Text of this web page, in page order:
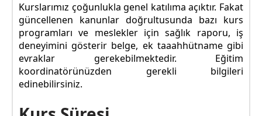
Kurslarımız çoğunlukla genel katılıma açıktır. Fakat
güncellenen kanunlar doğrultusunda bazı kurs
programları ve meslekler için sağlık raporu, iş
deneyimini gösterir belge, ek taaahhütname gibi
evraklar gerekebilmektedir. Eğitim
koordinatörünüzden gerekli bilgileri
edinebilirsiniz.